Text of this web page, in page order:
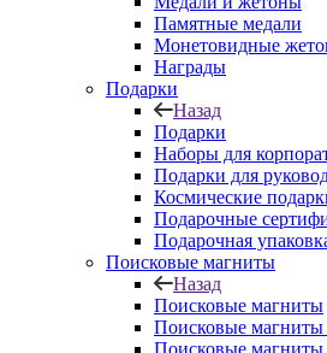
Памятные медали
Монетовидные
Награды
Подарки
Назад
Подарки
Наборы для
Подарки для
Космические
Подарочные
Подарочная
Поисковые магниты
Назад
Поисковые магниты
Поисковые магниты
Поисковые магниты